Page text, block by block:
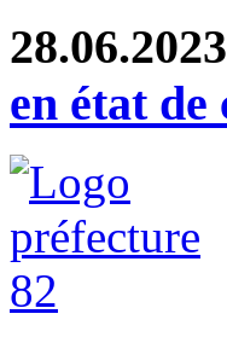
28.06.2023
en état de